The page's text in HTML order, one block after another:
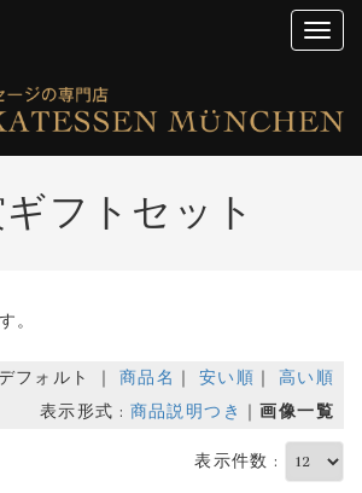
フトセット
。
フォルト ｜ 商品名 安い順
高い順
表示形式 : 商品説明つき 画像一覧
表示件数 :